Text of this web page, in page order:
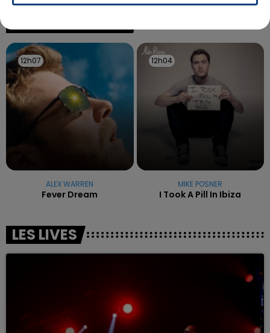
12h07
12h07
ALEX WARREN
Fever Dream
12h04
12h04
MIKE POSNER
I Took A Pill In Ibiza
LES LIVES